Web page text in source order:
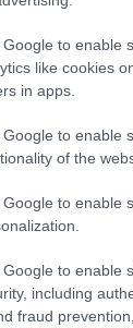
to enable
like cookies
in apps.
to enable
of the
to enable
to enable
including
fraud
automatizmusai:
meg a
funkció
mégsem
a
Cherry színű
S23 széria